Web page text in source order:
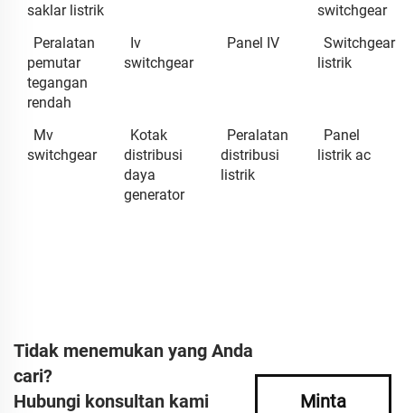
saklar listrik
switchgear
Peralatan
pemutar
tegangan
rendah
Iv
switchgear
Panel IV
Switchgear
listrik
Mv
switchgear
Kotak
distribusi
daya
generator
Peralatan
distribusi
listrik
Panel
listrik ac
Tidak menemukan yang Anda
cari?
Hubungi konsultan kami
Minta